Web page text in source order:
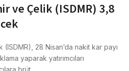
ve Çelik (ISDMR) 3,8
28 Nisan’da nakit kar payı
yaparak yatırımcıları
brüt…